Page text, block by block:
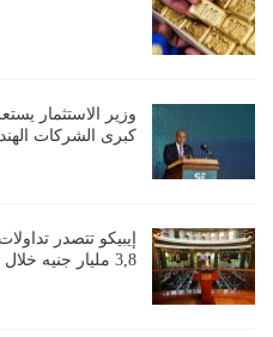
وزير الاستثمار
كبرى الشركات
إيبيكو تتصدر
3,8 مليار جنيه خلال الأسبوع الماضي